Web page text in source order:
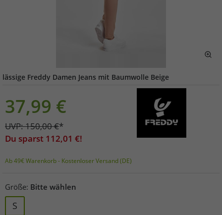
lässige Freddy Damen Jeans mit Baumwolle Beige
37,99 €
UVP:150,00€*
Du sparst 112,01 €!
Ab 49€ Warenkorb - Kostenloser Versand (DE)
Größe: Bitte wählen
S